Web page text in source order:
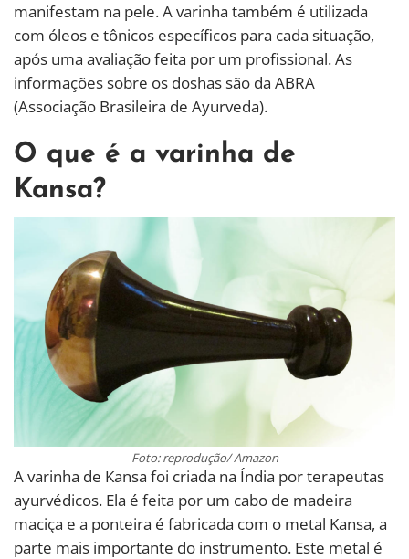
manifestam na pele. A varinha também é utilizada
com óleos e tônicos específicos para cada situação,
após uma avaliação feita por um profissional. As
informações sobre os doshas são da ABRA
(Associação Brasileira de Ayurveda).
O que é a varinha de
Kansa?
Foto: reprodução/ Amazon
A varinha de Kansa foi criada na Índia por terapeutas
ayurvédicos. Ela é feita por um cabo de madeira
maciça e a ponteira é fabricada com o metal Kansa, a
parte mais importante do instrumento. Este metal é